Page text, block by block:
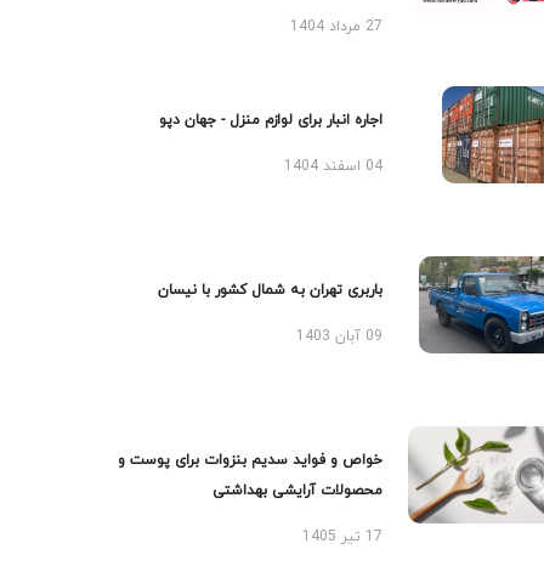
27 مرداد 1404
اجاره انبار برای لوازم منزل - جهان دپو
04 اسفند 1404
باربری تهران به شمال کشور با نیسان
09 آبان 1403
خواص و فواید سدیم بنزوات برای پوست و
محصولات آرایشی بهداشتی
17 تیر 1405